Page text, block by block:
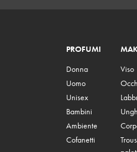
PROFUMI
Donna
Uomo
Unisex
Bambini
Ambiente
Cofanetti
Viso